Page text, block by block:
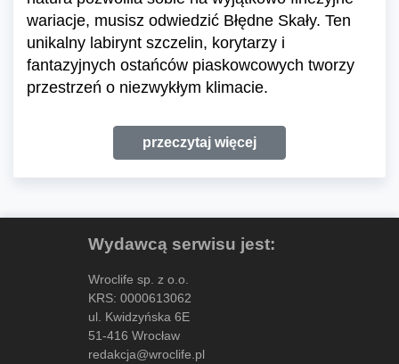
wariacje, musisz odwiedzić Błędne Skały. Ten
unikalny labirynt szczelin, korytarzy i
fantazyjnych ostańców piaskowcowych tworzy
przestrzeń o niezwykłym klimacie.
przeczytaj więcej
Wydawcą serwisu jest:
Wroclife sp. z o.o.
KRS: 0000613062
ul. Kwidzyńska 6E
51-416 Wrocław
redakcja@wroclife.pl